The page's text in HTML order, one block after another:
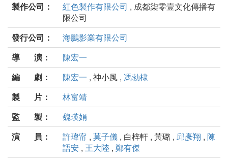
製作公司：
紅色製作有限公司 , 成都柒零壹文化傳播有
限公司
發行公司：
海鵬影業有限公司
導 演：
陳宏一
編 劇：
陳宏一 , 神小風 , 馮勃棣
製 片：
林富靖
監 製：
魏瑛娟
演 員：
許瑋甯 , 莫子儀 , 白梓軒 , 黃璐 , 邱彥翔 , 陳
語安 , 王大陸 , 鄭有傑